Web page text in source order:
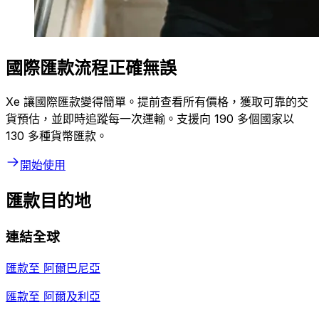
國際匯款流程正確無誤
Xe 讓國際匯款變得簡單。提前查看所有價格，獲取可靠的交
貨預估，並即時追蹤每一次運輸。支援向 190 多個國家以
130 多種貨幣匯款。
開始使用
匯款目的地
連結全球
匯款至 阿爾巴尼亞
匯款至 阿爾及利亞